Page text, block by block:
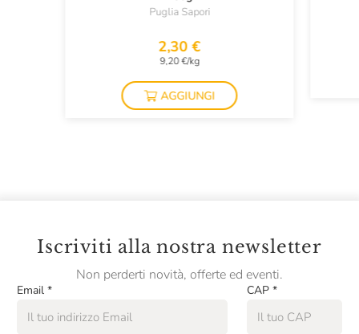
Puglia Sapori
2,30 €
9,20 €/kg
AGGIUNGI
Iscriviti alla nostra newsletter
Non perderti novità, offerte ed eventi.
Email * CAP *